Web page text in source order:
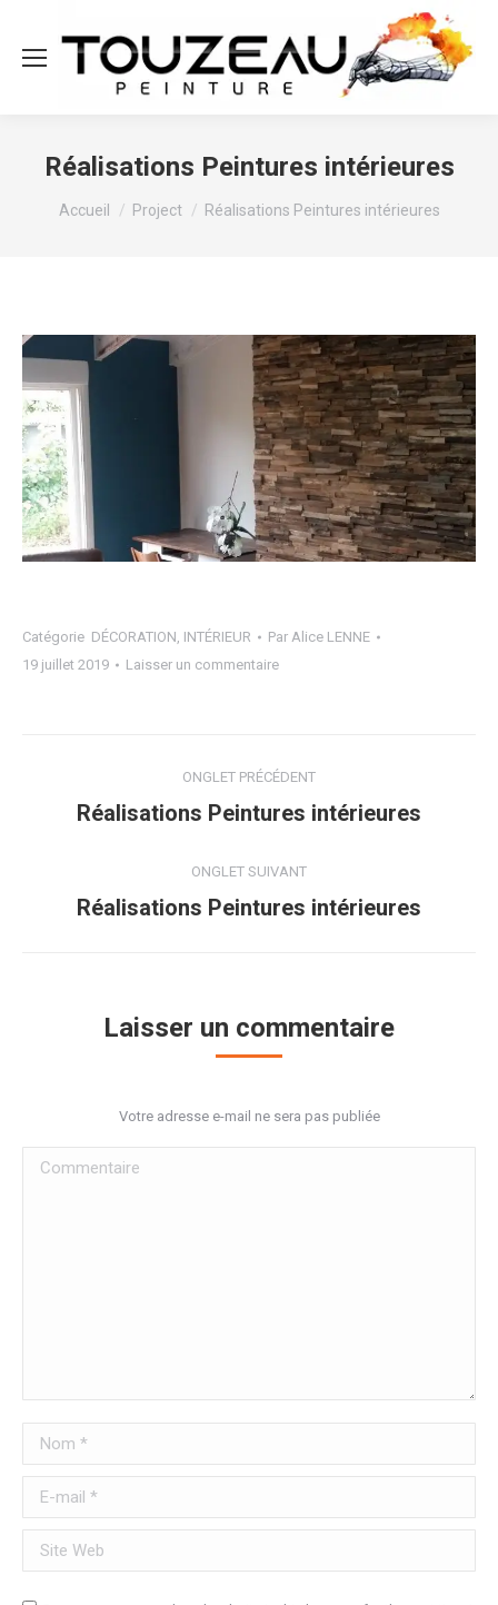
Réalisations Peintures intérieures
Vous êtes ici :
Accueil Project Réalisations Peintures intérieures
Catégorie DÉCORATION, INTÉRIEUR Par Alice LENNE
19 juillet 2019
Laisser un commentaire
commentaire
ONGLET PRÉCÉDENT
Onglet
Réalisations Peintures intérieures
ONGLET SUIVANT
Projets
Réalisations Peintures intérieures
Laisser un commentaire
Votre adresse e-mail ne sera pas publiée
Commentaire
Nom *
E-mail *
Site Web